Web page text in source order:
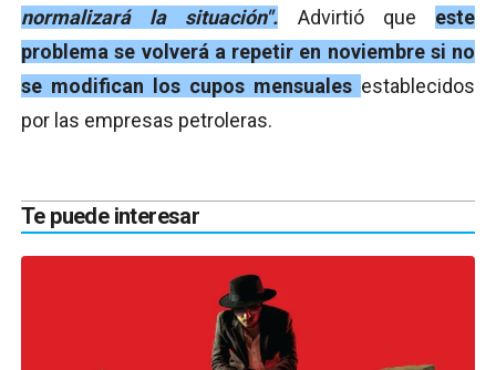
normalizará la situación". Advirtió que este
problema se volverá a repetir en noviembre si no
se modifican los cupos mensuales establecidos
por las empresas petroleras.
Te puede interesar